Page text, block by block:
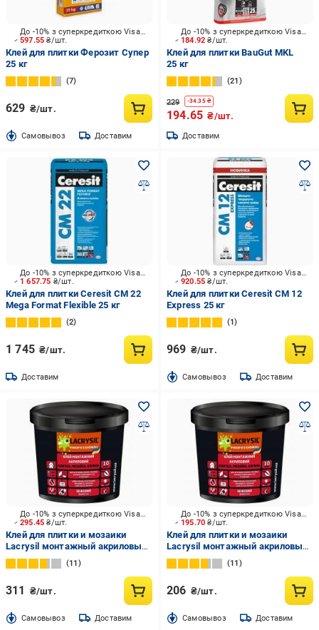
597.55₴/шт.
До -10% з суперкредиткою Visa Вигода
Клей для плитки Ферозит Супер
25 кг
7
629 ₴/шт.
Cамовывоз Доставим
184.92₴/шт.
До -10% з суперкредиткою Visa Вигода
Клей для плитки BauGut MKL
25 кг
21
229 -34.35₴
194.65 ₴/шт.
Доставим
1 657.75 ₴/шт.
До -10% з суперкредиткою Visa Вигода
Клей для плитки Ceresit CM 22
Mega Format Flexible 25 кг
2
1 745 ₴/шт.
Доставим
920.55₴/шт.
До -10% з суперкредиткою Visa Вигода
Клей для плитки Ceresit CM 12
Express 25 кг
1
969 ₴/шт.
Cамовывоз Доставим
295.45₴/шт.
До -10% з суперкредиткою Visa Вигода
Клей для плитки и мозаики
Lacrysil монтажный акриловый
3 кг
11
311 ₴/шт.
Cамовывоз Доставим
195.70₴/шт.
До -10% з суперкредиткою Visa Вигода
Клей для плитки и мозаики
Lacrysil монтажный акриловый
1,5 кг
11
206 ₴/шт.
Cамовывоз Доставим